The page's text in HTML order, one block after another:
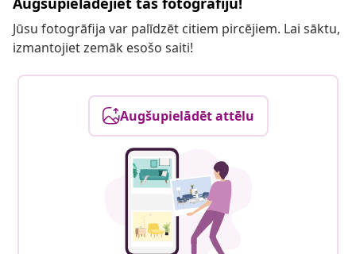
Jūsu fotogrāfija var palīdzēt citiem pircējiem. Lai sāktu,
izmantojiet zemāk esošo saiti!
Augšupielādēt attēlu